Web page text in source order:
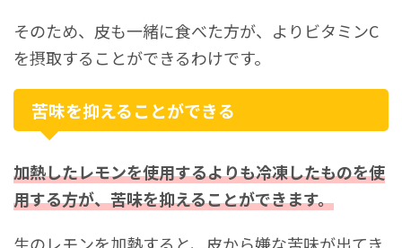
そのため、皮も一緒に食べた方が、よりビタミンC
を摂取することができるわけです。
苦味を抑えることができる
加熱したレモンを使用するよりも冷凍したものを使
用する方が、苦味を抑えることができます。